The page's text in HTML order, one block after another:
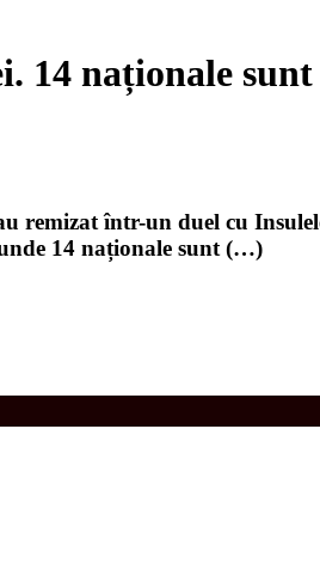
14 naționale
remizat într-un duel cu
14 naționale sunt (…)